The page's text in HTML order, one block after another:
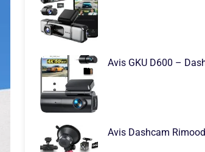
Avis GKU D600 –
Avis Dashcam